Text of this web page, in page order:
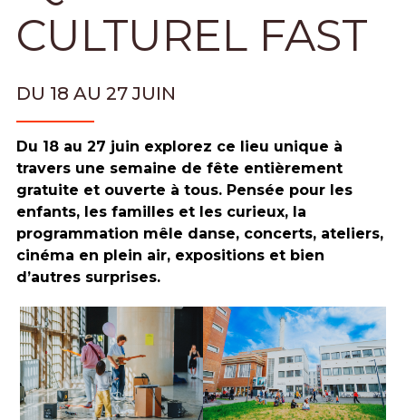
CULTUREL FAST
DU 18 AU 27 JUIN
Du 18 au 27 juin explorez ce lieu unique à
travers une semaine de fête entièrement
gratuite et ouverte à tous. Pensée pour les
enfants, les familles et les curieux, la
programmation mêle danse, concerts, ateliers,
cinéma en plein air, expositions et bien
d’autres surprises.